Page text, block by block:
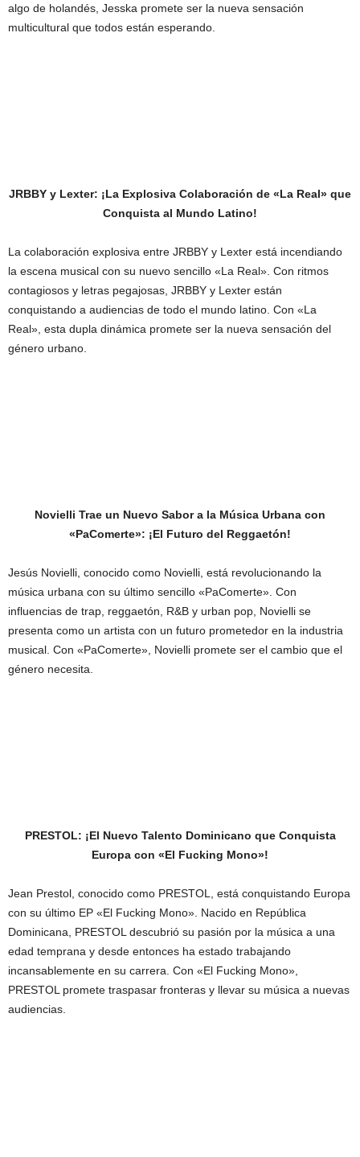
algo de holandés, Jesska promete ser la nueva sensación
multicultural que todos están esperando.
JRBBY y Lexter: ¡La Explosiva Colaboración de «La Real» que
Conquista al Mundo Latino!
La colaboración explosiva entre JRBBY y Lexter está incendiando
la escena musical con su nuevo sencillo «La Real». Con ritmos
contagiosos y letras pegajosas, JRBBY y Lexter están
conquistando a audiencias de todo el mundo latino. Con «La
Real», esta dupla dinámica promete ser la nueva sensación del
género urbano.
Novielli Trae un Nuevo Sabor a la Música Urbana con
«PaComerte»: ¡El Futuro del Reggaetón!
Jesús Novielli, conocido como Novielli, está revolucionando la
música urbana con su último sencillo «PaComerte». Con
influencias de trap, reggaetón, R&B y urban pop, Novielli se
presenta como un artista con un futuro prometedor en la industria
musical. Con «PaComerte», Novielli promete ser el cambio que el
género necesita.
PRESTOL: ¡El Nuevo Talento Dominicano que Conquista
Europa con «El Fucking Mono»!
Jean Prestol, conocido como PRESTOL, está conquistando Europa
con su último EP «El Fucking Mono». Nacido en República
Dominicana, PRESTOL descubrió su pasión por la música a una
edad temprana y desde entonces ha estado trabajando
incansablemente en su carrera. Con «El Fucking Mono»,
PRESTOL promete traspasar fronteras y llevar su música a nuevas
audiencias.